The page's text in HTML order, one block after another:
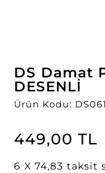
DS Damat
DESENLİ
Ürün Kodu:
449,00 TL
6 X 74,83 taksit